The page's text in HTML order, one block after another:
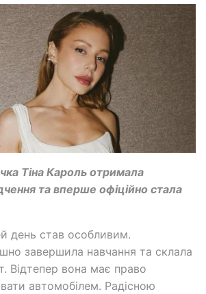
Тіна Кароль отримала
та вперше офіційно стала
день став особливим.
завершила навчання та склала
Відтепер вона має право
автомобілем. Радісною